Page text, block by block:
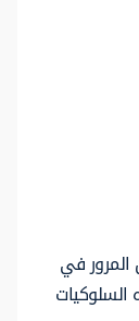
المرور في